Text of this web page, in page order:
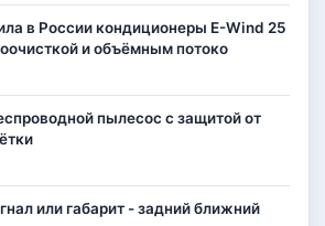
в России кондиционеры E-Wind 25
и объёмным потоко
пылесос с защитой от
или габарит - задний ближний